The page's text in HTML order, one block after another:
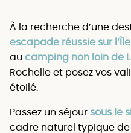
À la recherche d’une
escapade réussie sur
au camping non loin de
Rochelle et posez vos
étoilé.
Passez un séjour sous le
cadre naturel typique